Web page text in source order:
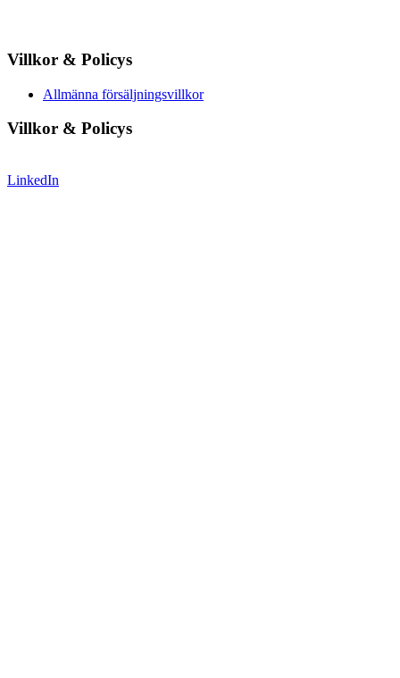
Villkor & Policys
Allmänna försäljningsvillkor
Villkor & Policys
LinkedIn